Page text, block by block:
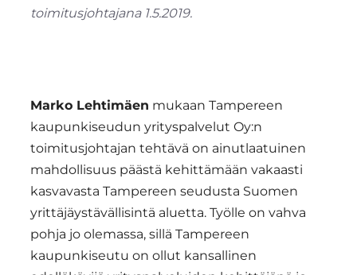
toimitusjohtajana 1.5.2019.
Marko Lehtimäen mukaan Tampereen
kaupunkiseudun yrityspalvelut Oy:n
toimitusjohtajan tehtävä on ainutlaatuinen
mahdollisuus päästä kehittämään vakaasti
kasvavasta Tampereen seudusta Suomen
yrittäjäystävällisintä aluetta. Työlle on vahva
pohja jo olemassa, sillä Tampereen
kaupunkiseutu on ollut kansallinen